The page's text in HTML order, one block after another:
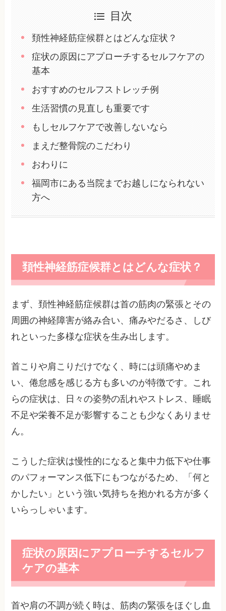
目次
頚性神経筋症候群とはどんな症状？
症状の原因にアプローチするセルフケアの
基本
おすすめのセルフストレッチ例
生活習慣の見直しも重要です
もしセルフケアで改善しないなら
まえだ整骨院のこだわり
おわりに
福岡市にある当院までお越しになられない
方へ
頚性神経筋症候群とはどんな症状？
まず、頚性神経筋症候群は首の筋肉の緊張とその
周囲の神経障害が絡み合い、痛みやだるさ、しび
れといった多様な症状を生み出します。
首こりや肩こりだけでなく、時には頭痛やめま
い、倦怠感を感じる方も多いのが特徴です。これ
らの症状は、日々の姿勢の乱れやストレス、睡眠
不足や栄養不足が影響することも少なくありませ
ん。
こうした症状は慢性的になると集中力低下や仕事
のパフォーマンス低下にもつながるため、「何と
かしたい」という強い気持ちを抱かれる方が多く
いらっしゃいます。
症状の原因にアプローチするセルフ
ケアの基本
首や肩の不調が続く時は、筋肉の緊張をほぐし血